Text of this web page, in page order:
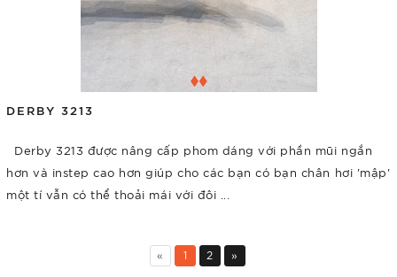
DERBY 3213
Derby 3213 được nâng cấp phom dáng với phần mũi ngắn
hơn và instep cao hơn giúp cho các bạn có bạn chân hơi 'mập'
một tí vẫn có thể thoải mái với đôi ...
« 1 2 »